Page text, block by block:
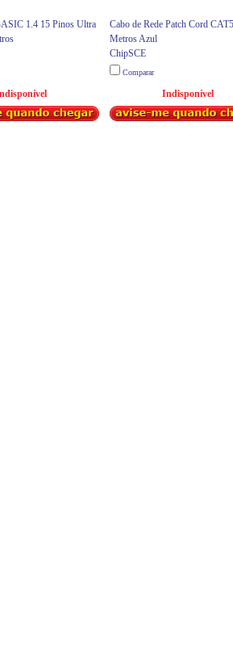
1.4 15 Pinos Ultra
Cabo de Rede Patch Cord
Metros Azul
ChipSCE
Comparar
Indisponível